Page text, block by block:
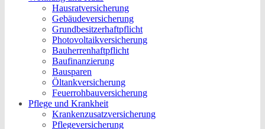
Hausratversicherung
Gebäudeversicherung
Grundbesitzerhaftpflicht
Photovoltaikversicherung
Bauherrenhaftpflicht
Baufinanzierung
Bausparen
Öltankversicherung
Feuerrohbauversicherung
Pflege und Krankheit
Krankenzusatzversicherung
Pflegeversicherung